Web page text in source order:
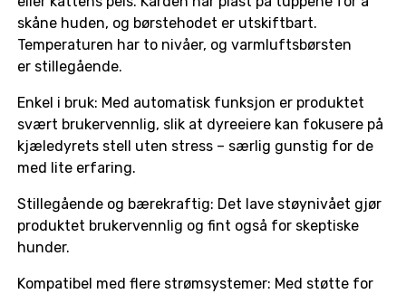
skåne huden, og børstehodet er utskiftbart.
Temperaturen har to nivåer, og varmluftsbørsten
er stillegående.
Enkel i bruk: Med automatisk funksjon er produktet
svært brukervennlig, slik at dyreeiere kan fokusere på
kjæledyrets stell uten stress – særlig gunstig for de
med lite erfaring.
Stillegående og bærekraftig: Det lave støynivået gjør
produktet brukervennlig og fint også for skeptiske
hunder.
Kompatibel med flere strømsystemer: Med støtte for